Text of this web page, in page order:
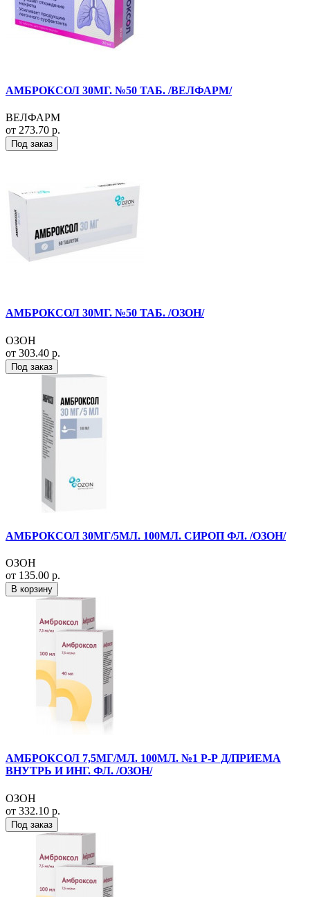
АМБРОКСОЛ 30МГ. №50 ТАБ. /ВЕЛФАРМ/
ВЕЛФАРМ
от 273.70 р.
Под заказ
АМБРОКСОЛ 30МГ. №50 ТАБ. /ОЗОН/
ОЗОН
от 303.40 р.
Под заказ
АМБРОКСОЛ 30МГ/5МЛ. 100МЛ. СИРОП ФЛ. /ОЗОН/
ОЗОН
от 135.00 р.
В корзину
АМБРОКСОЛ 7,5МГ/МЛ. 100МЛ. №1 Р-Р Д/ПРИЕМА
ВНУТРЬ И ИНГ. ФЛ. /ОЗОН/
ОЗОН
от 332.10 р.
Под заказ